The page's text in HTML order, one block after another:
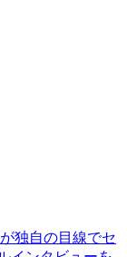
独自の目線でセ